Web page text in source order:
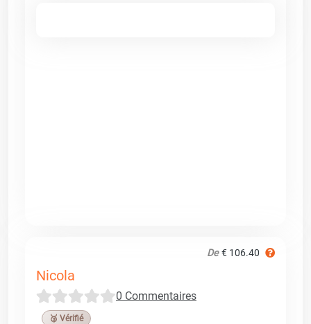
De € 106.40
Nicola
0 Commentaires
🥉 Vérifié